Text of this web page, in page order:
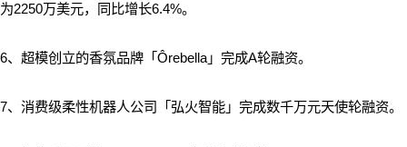
为2250万美元，同比增长6.4%。
6、超模创立的香氛品牌「Ôrebella」完成A轮融资。
7、消费级柔性机器人公司「弘火智能」完成数千万元天使轮融资。